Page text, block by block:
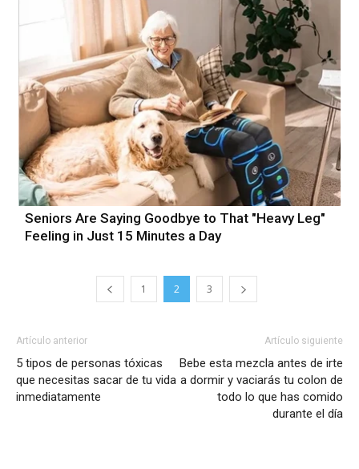
Seniors Are Saying Goodbye to That "Heavy Leg"
Feeling in Just 15 Minutes a Day
1 2 3
Artículo anterior
5 tipos de personas tóxicas
que necesitas sacar de tu vida
inmediatamente
Artículo siguiente
Bebe esta mezcla antes de irte
a dormir y vaciarás tu colon de
todo lo que has comido
durante el día